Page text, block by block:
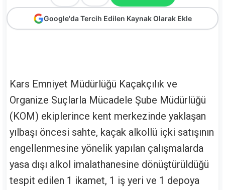
Google'da Tercih Edilen Kaynak Olarak Ekle
Kars Emniyet Müdürlüğü Kaçakçılık ve
Organize Suçlarla Mücadele Şube Müdürlüğü
(KOM) ekiplerince kent merkezinde yaklaşan
yılbaşı öncesi sahte, kaçak alkollü içki satışının
engellenmesine yönelik yapılan çalışmalarda
yasa dışı alkol imalathanesine dönüştürüldüğü
tespit edilen 1 ikamet, 1 iş yeri ve 1 depoya